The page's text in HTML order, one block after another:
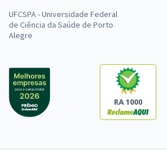
UFCSPA - Universidade Federal
de Ciência da Saúde de Porto
Alegre
RA 1000